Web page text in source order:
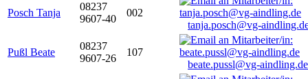
Posch Tanja
08237
9607-40
002
tanja.posch@vg-
Pußl Beate
08237
9607-26
107
beate.pussl@vg-aindling.de